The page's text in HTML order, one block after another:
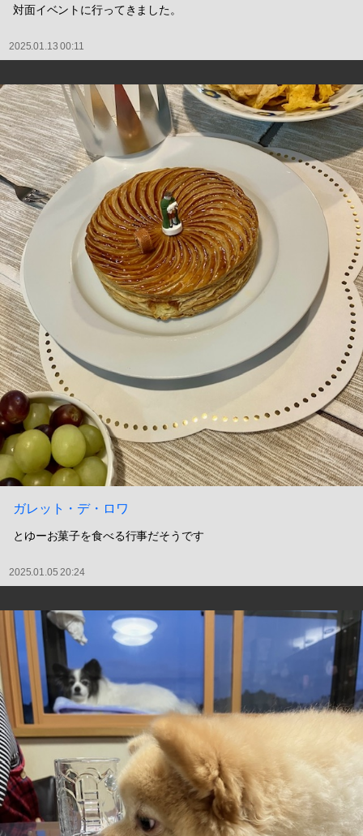
対面イベントに行ってきました。
2025.01.13 00:11
ガレット・デ・ロワ
とゆーお菓子を食べる行事だそうです
2025.01.05 20:24